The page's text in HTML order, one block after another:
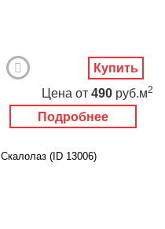
Подробнее
Цена от 490 руб.м2
Купить
Скалолаз (ID 13006)